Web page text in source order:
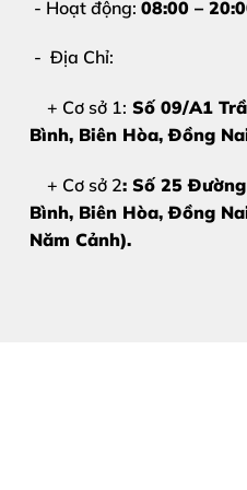
- Hoạt động: 08:00 –
- Địa Chỉ:
+ Cơ sở 1: Số 09/A1
Bình, Biên Hòa, Đồng
+ Cơ sở 2: Số 25
Bình, Biên Hòa, Đồng
Năm Cảnh).